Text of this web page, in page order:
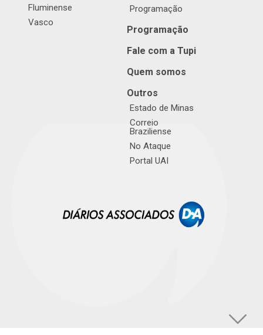
Fluminense
Vasco
Programação
Programação
Fale com a Tupi
Quem somos
Outros
Estado de Minas
Correio
Braziliense
No Ataque
Portal UAI